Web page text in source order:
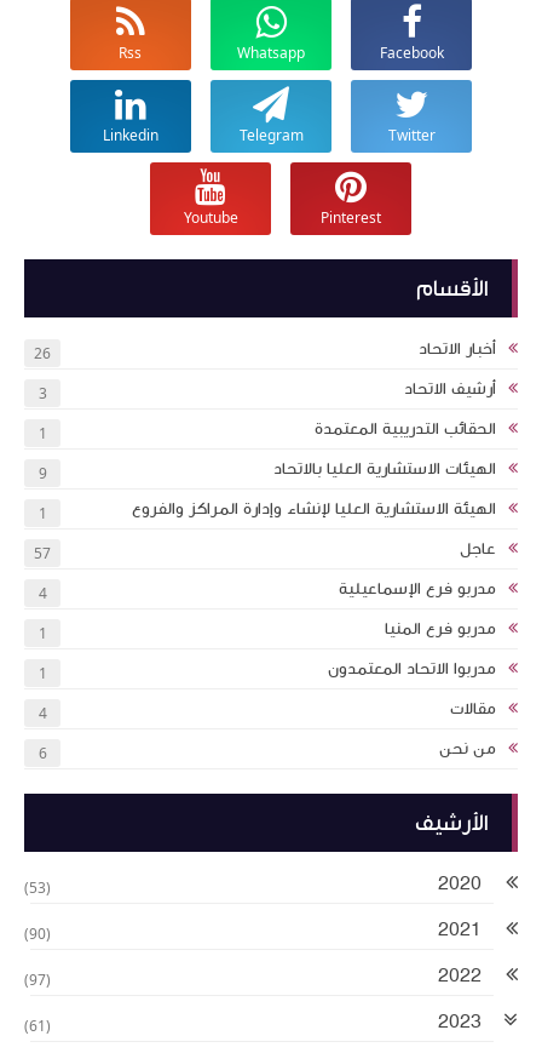
Facebook
Whatsapp
Rss
Twitter
Telegram
Linkedin
Pinterest
Youtube
الأقسام
أخبار الاتحاد 26
أرشيف الاتحاد 3
الحقائب التدريبية المعتمدة 1
الهيئات الاستشارية العليا بالاتحاد 9
الهيئة الاستشارية العليا لإنشاء وإدارة المراكز والفروع 1
عاجل 57
مدربو فرع الإسماعيلية 4
مدربو فرع المنيا 1
مدربوا الاتحاد المعتمدون 1
مقالات 4
من نحن 6
الأرشيف
2020
(53)
2021
(90)
2022
(97)
2023
(61)